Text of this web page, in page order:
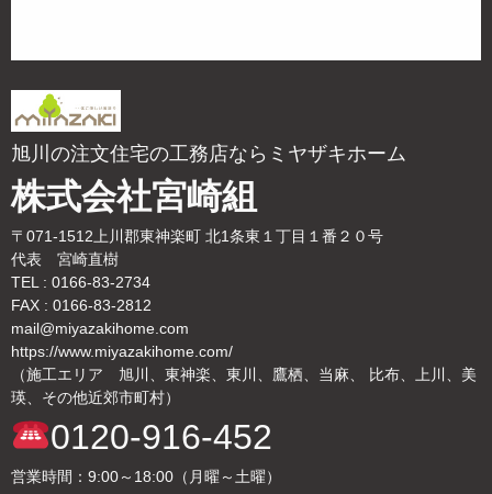
旭川の注文住宅の工務店ならミヤザキホーム
株式会社宮崎組
〒071-1512上川郡東神楽町 北1条東１丁目１番２０号
代表 宮崎直樹
TEL : 0166-83-2734
FAX : 0166-83-2812
mail@miyazakihome.com
https://www.miyazakihome.com/
（施工エリア 旭川、東神楽、東川、鷹栖、当麻、 比布、上川、美
瑛、その他近郊市町村）
0120-916-452
営業時間：9:00～18:00（月曜～土曜）